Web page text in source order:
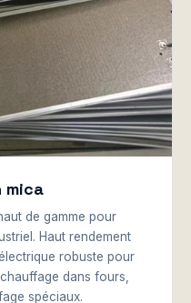
mica
de gamme pour
Haut rendement
robuste pour
dans fours,
spéciaux.